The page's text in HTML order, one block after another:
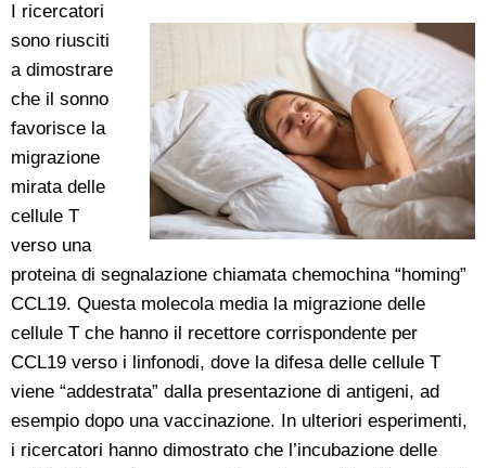
I ricercatori
sono riusciti
a dimostrare
che il sonno
favorisce la
migrazione
mirata delle
cellule T
verso una
proteina di segnalazione chiamata chemochina “homing”
CCL19. Questa molecola media la migrazione delle
cellule T che hanno il recettore corrispondente per
CCL19 verso i linfonodi, dove la difesa delle cellule T
viene “addestrata” dalla presentazione di antigeni, ad
esempio dopo una vaccinazione. In ulteriori esperimenti,
i ricercatori hanno dimostrato che l’incubazione delle